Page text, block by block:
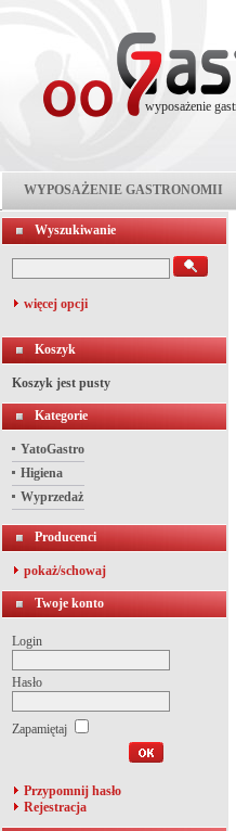
wyposażenie
WYPOSAŻENIE GASTRONOMII
Wyszukiwanie
więcej opcji
Koszyk
Koszyk jest pusty
Kategorie
YatoGastro
Higiena
Wyprzedaż
Producenci
pokaż/schowaj
Twoje konto
Login
Hasło
Zapamiętaj
Przypomnij hasło
Rejestracja